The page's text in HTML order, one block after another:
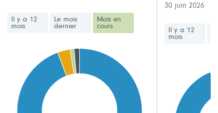
Il y a 12
mois
Le mois
dernier
Mois en
cours
30 juin 2026
Il y a 12
mois